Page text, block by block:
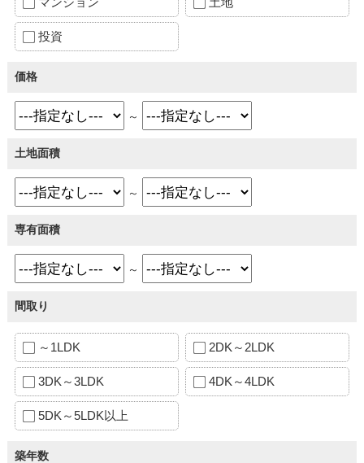
投資
価格
～
土地面積
～
専有面積
～
間取り
～1LDK 2DK～2LDK
3DK～3LDK 4DK～4LDK
5DK～5LDK以上
築年数